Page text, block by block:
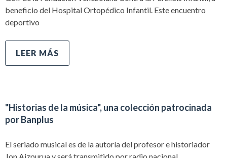
beneficio del Hospital Ortopédico Infantil. Este encuentro
deportivo
LEER MÁS
"Historias de la música", una colección patrocinada
por Banplus
El seriado musical es de la autoría del profesor e historiador